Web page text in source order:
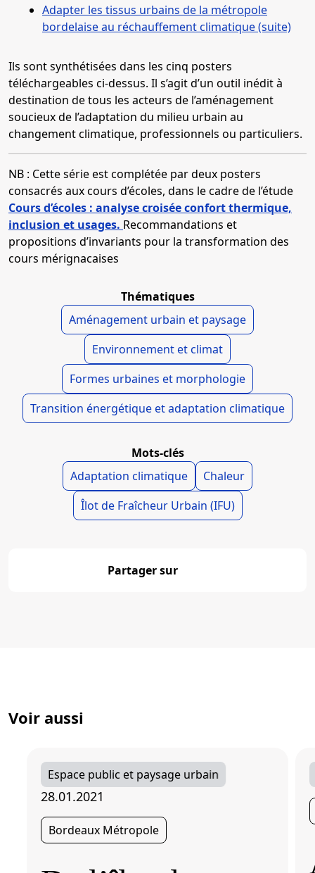
Adapter les tissus urbains de la métropole
bordelaise au réchauffement climatique (suite)
Ils sont synthétisées dans les cinq posters
téléchargeables ci-dessus. Il s’agit d’un outil inédit à
destination de tous les acteurs de l’aménagement
soucieux de l’adaptation du milieu urbain au
changement climatique, professionnels ou particuliers.
NB : Cette série est complétée par deux posters
consacrés aux cours d’écoles, dans le cadre de l’étude
Cours d’écoles : analyse croisée confort thermique,
inclusion et usages. Recommandations et
propositions d’invariants pour la transformation des
cours mérignacaises
Thématiques
Aménagement urbain et paysage
Environnement et climat
Formes urbaines et morphologie
Transition énergétique et adaptation climatique
Mots-clés
Adaptation climatique
Chaleur
Îlot de Fraîcheur Urbain (IFU)
Partager sur
Voir aussi
Espace public et paysage urbain
28.01.2021
Bordeaux Métropole